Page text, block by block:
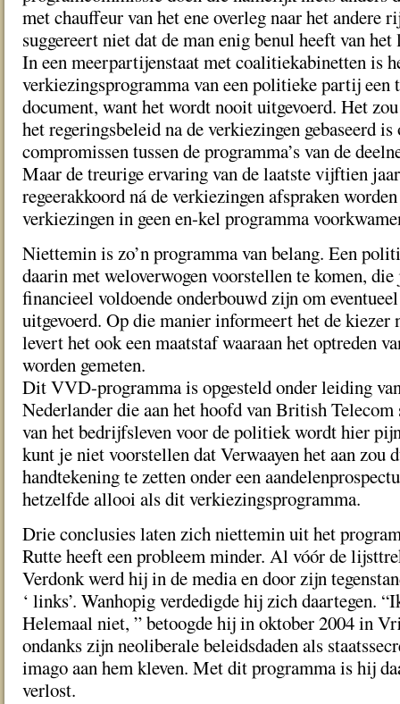
met chauffeur van het ene overleg naar het andere
suggereert niet dat de man enig benul heeft van het
In een meerpartijenstaat met coalitiekabinetten is
verkiezingsprogramma van een politieke partij een
document, want het wordt nooit uitgevoerd. Het
het regeringsbeleid na de verkiezingen gebaseerd is
compromissen tussen de programma’s van de
Maar de treurige ervaring van de laatste vijftien
regeerakkoord ná de verkiezingen afspraken
verkiezingen in geen en-kel programma
Niettemin is zo’n programma van belang. Een
daarin met weloverwogen voorstellen te komen,
financieel voldoende onderbouwd zijn om
uitgevoerd. Op die manier informeert het de kiezer
levert het ook een maatstaf waaraan het optreden
worden gemeten.
Dit VVD-programma is opgesteld onder leiding
Nederlander die aan het hoofd van British
van het bedrijfsleven voor de politiek wordt hier
kunt je niet voorstellen dat Verwaayen het aan zou
handtekening te zetten onder een
hetzelfde allooi als dit verkiezingsprogramma.
Drie conclusies laten zich niettemin uit het
Rutte heeft een probleem minder. Al vóór de
Verdonk werd hij in de media en door zijn
‘ links’. Wanhopig verdedigde hij zich daartegen.
Helemaal niet, ” betoogde hij in oktober 2004 in
ondanks zijn neoliberale beleidsdaden als
imago aan hem kleven. Met dit programma is hij
verlost.